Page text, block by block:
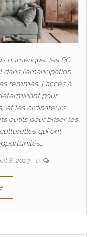
numérique, les PC
l’émancipation
femmes. L’accès à
pour
et les ordinateurs
outils pour briser les
qui ont
8, 2023 0